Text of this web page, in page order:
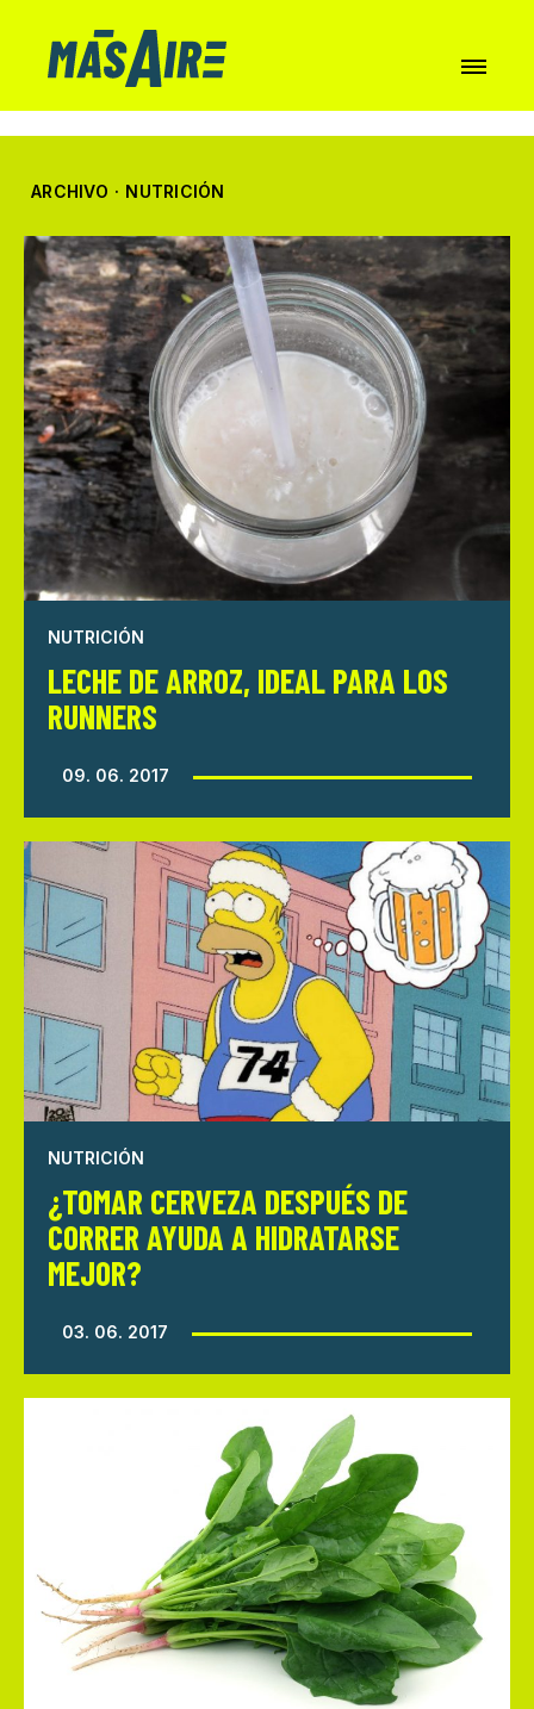
ARCHIVO · NUTRICIÓN
NUTRICIÓN
LECHE DE ARROZ, IDEAL PARA LOS
RUNNERS
09. 06. 2017
NUTRICIÓN
¿TOMAR CERVEZA DESPUÉS DE
CORRER AYUDA A HIDRATARSE
MEJOR?
03. 06. 2017